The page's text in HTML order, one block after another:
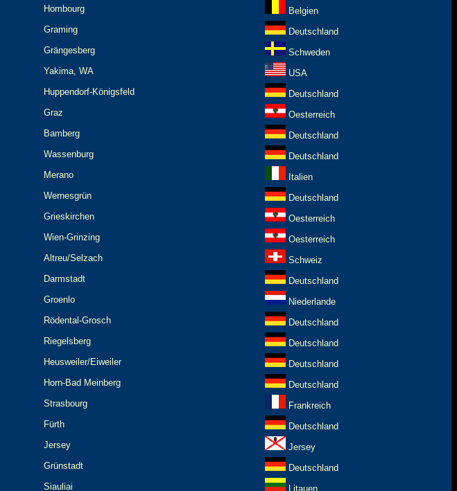
Hombourg Belgien
Graming Deutschland
Grängesberg Schweden
Yakima, WA USA
Huppendorf-Königsfeld Deutschland
Graz Oesterreich
Bamberg Deutschland
Wassenburg Deutschland
Merano Italien
Wernesgrün Deutschland
Grieskirchen Oesterreich
Wien-Grinzing Oesterreich
Altreu/Selzach Schweiz
Darmstadt Deutschland
Groenlo Niederlande
Rödental-Grosch Deutschland
Riegelsberg Deutschland
Heusweiler/Eiweiler Deutschland
Horn-Bad Meinberg Deutschland
Strasbourg Frankreich
Fürth Deutschland
Jersey Jersey
Grünstadt Deutschland
Siauliai Litauen